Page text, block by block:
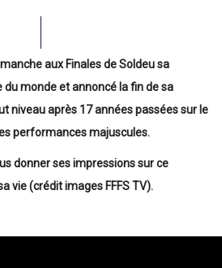
aux Finales de Soldeu sa
du monde et annoncé la fin de sa
niveau après 17 années passées sur le
performances majuscules.
donner ses impressions sur ce
vie (crédit images FFFS TV).